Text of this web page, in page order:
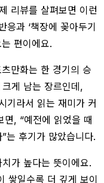
리뷰를 살펴보면 이런
응과 ‘책장에 꽂아두기
편이에요.
만화는 한 경기의 승
게 남는 장르인데,
기라서 읽는 재미가 커
, “예전에 읽었을 때
는 후기가 많았습니다.
가 높다는 뜻이에요.
쌓일수록 더 깊게 보이